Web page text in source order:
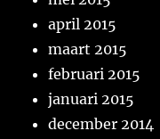
april 2015
maart 2015
februari 2015
januari 2015
december 2014